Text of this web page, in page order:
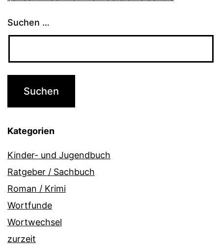
Suchen …
Kategorien
Kinder- und Jugendbuch
Ratgeber / Sachbuch
Roman / Krimi
Wortfunde
Wortwechsel
zurzeit